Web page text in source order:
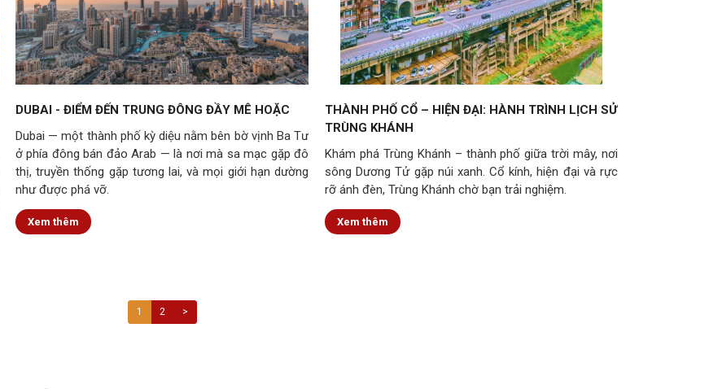
DUBAI - ĐIỂM ĐẾN TRUNG ĐÔNG ĐẦY MÊ HOẶC
Dubai — một thành phố kỳ diệu nằm bên bờ vịnh Ba Tư
ở phía đông bán đảo Arab — là nơi mà sa mạc gặp đô
thị, truyền thống gặp tương lai, và mọi giới hạn dường
như được phá vỡ.
Xem thêm
THÀNH PHỐ CỔ – HIỆN ĐẠI: HÀNH TRÌNH LỊCH SỬ
TRÙNG KHÁNH
Khám phá Trùng Khánh – thành phố giữa trời mây, nơi
sông Dương Tử gặp núi xanh. Cổ kính, hiện đại và rực
rỡ ánh đèn, Trùng Khánh chờ bạn trải nghiệm.
Xem thêm
1 2 >